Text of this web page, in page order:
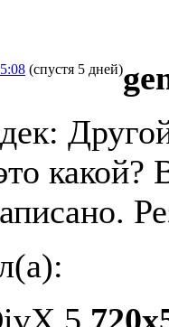
(спустя 5 дней)
какой?